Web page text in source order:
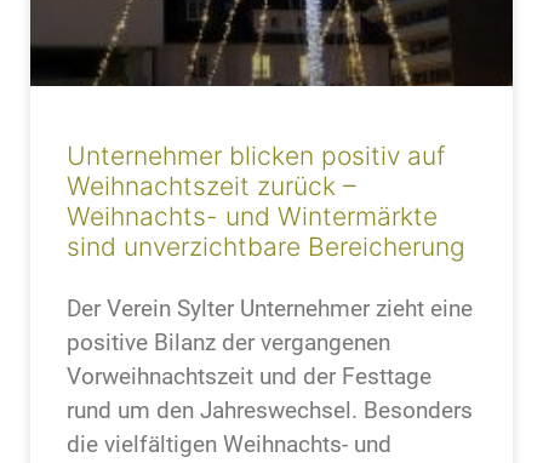
Unternehmer blicken positiv auf
Weihnachtszeit zurück –
Weihnachts- und Wintermärkte
sind unverzichtbare Bereicherung
Der Verein Sylter Unternehmer zieht eine
positive Bilanz der vergangenen
Vorweihnachtszeit und der Festtage
rund um den Jahreswechsel. Besonders
die vielfältigen Weihnachts- und